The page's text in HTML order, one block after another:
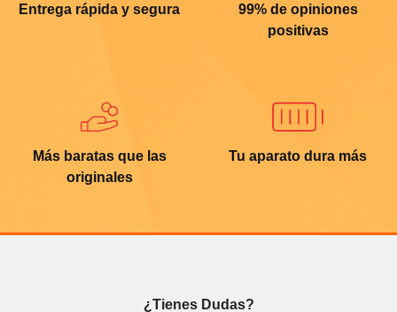
Entrega rápida y segura
99% de opiniones
positivas
Más baratas que las
originales
Tu aparato dura más
¿Tienes Dudas?